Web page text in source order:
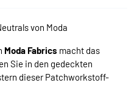
von Moda
Moda Fabrics macht das
Sie in den gedeckten
dieser Patchworkstoff-